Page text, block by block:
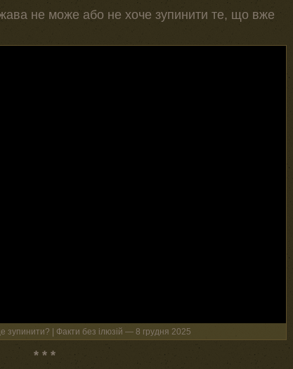
не може або не хоче зупинити те, що вже
зупинити? | Факти без ілюзій — 8 грудня 2025
* * *